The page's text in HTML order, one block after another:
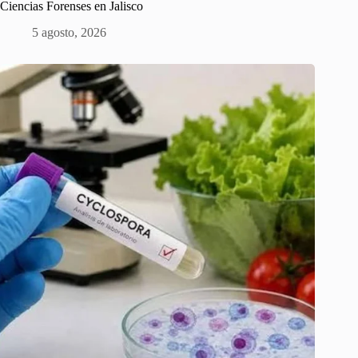
Ciencias Forenses en Jalisco
5 agosto, 2026